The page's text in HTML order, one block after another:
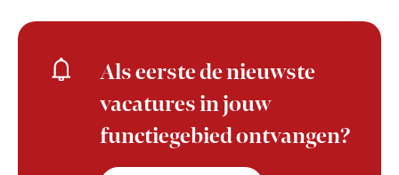
Als eerste de nieuwste
vacatures in jouw
functiegebied ontvangen?